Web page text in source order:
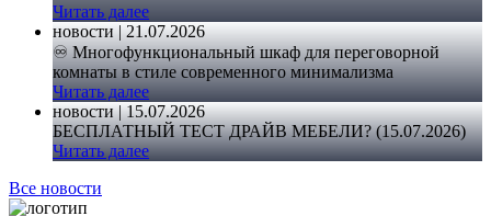
Читать далее
новости | 21.07.2026
♾️ Многофункциональный шкаф для переговорной
комнаты в стиле современного минимализма
Читать далее
новости | 15.07.2026
БЕСПЛАТНЫЙ ТЕСТ ДРАЙВ МЕБЕЛИ? (15.07.2026)
Читать далее
Все новости